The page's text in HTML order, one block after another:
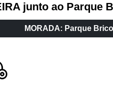
junto ao Parque
MORADA: Parque